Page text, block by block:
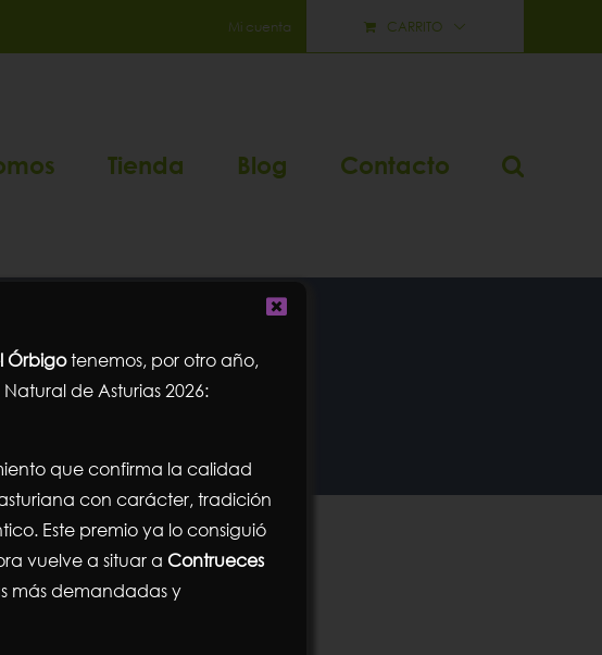
Mi cuenta CARRITO
Tienda Blog Contacto
12 productos
Órbigotenemos, por otro año,
de Asturias 2026:
que confirma la calidad
con carácter, tradición
Este premio ya lo consiguió
vuelve a situar a Contrueces
más demandadas y